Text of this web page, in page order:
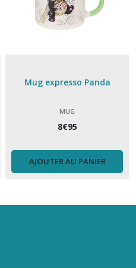
Mug expresso Panda
MUG
8€95
AJOUTER AU PANIER